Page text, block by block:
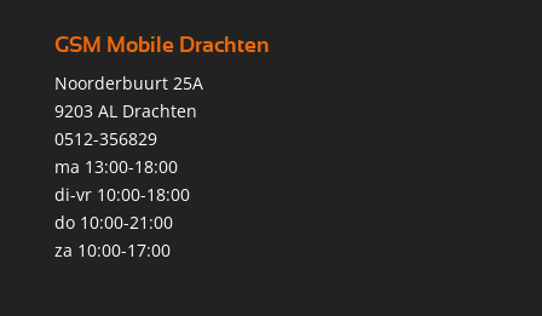
GSM Mobile Drachten
Noorderbuurt 25A
9203 AL Drachten
0512-356829
ma 13:00-18:00
di-vr 10:00-18:00
do 10:00-21:00
za 10:00-17:00